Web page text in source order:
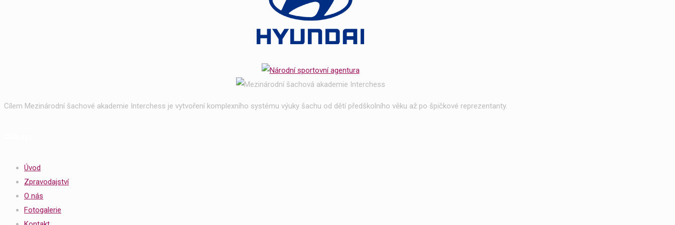
Cílem Mezinárodní šachové akademie Interchess je vytvoření komplexního systému výuky šachu od dětí předškolního věku až po špičkové reprezentanty.
Úvod
Zpravodajství
O nás
Fotogalerie